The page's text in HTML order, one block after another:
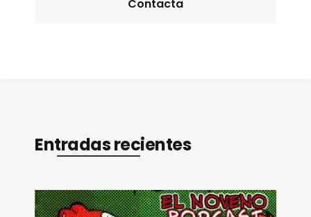
Contacta
Entradas recientes